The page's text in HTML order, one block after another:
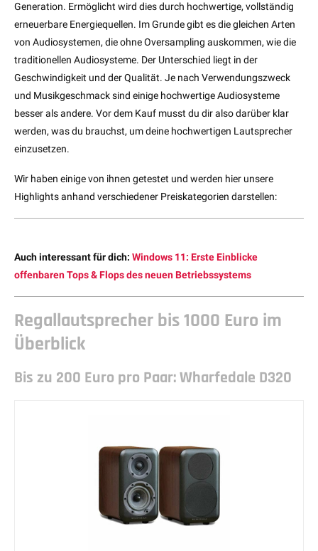
Generation. Ermöglicht wird dies durch hochwertige, vollständig
erneuerbare Energiequellen. Im Grunde gibt es die gleichen Arten
von Audiosystemen, die ohne Oversampling auskommen, wie die
traditionellen Audiosysteme. Der Unterschied liegt in der
Geschwindigkeit und der Qualität. Je nach Verwendungszweck
und Musikgeschmack sind einige hochwertige Audiosysteme
besser als andere. Vor dem Kauf musst du dir also darüber klar
werden, was du brauchst, um deine hochwertigen Lautsprecher
einzusetzen.
Wir haben einige von ihnen getestet und werden hier unsere
Highlights anhand verschiedener Preiskategorien darstellen:
Auch interessant für dich: Windows 11: Erste Einblicke
offenbaren Tops & Flops des neuen Betriebssystems
Regallautsprecher bis 1000 Euro im
Überblick
Bis zu 200 Euro pro Paar: Wharfedale D320